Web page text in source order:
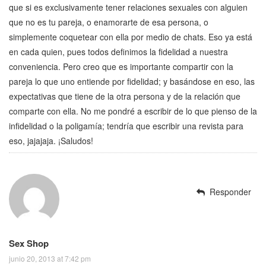
que si es exclusivamente tener relaciones sexuales con alguien
que no es tu pareja, o enamorarte de esa persona, o
simplemente coquetear con ella por medio de chats. Eso ya está
en cada quien, pues todos definimos la fidelidad a nuestra
conveniencia. Pero creo que es importante compartir con la
pareja lo que uno entiende por fidelidad; y basándose en eso, las
expectativas que tiene de la otra persona y de la relación que
comparte con ella. No me pondré a escribir de lo que pienso de la
infidelidad o la poligamía; tendría que escribir una revista para
eso, jajajaja. ¡Saludos!
Sex Shop
junio 20, 2013 at 7:42 pm
Responder